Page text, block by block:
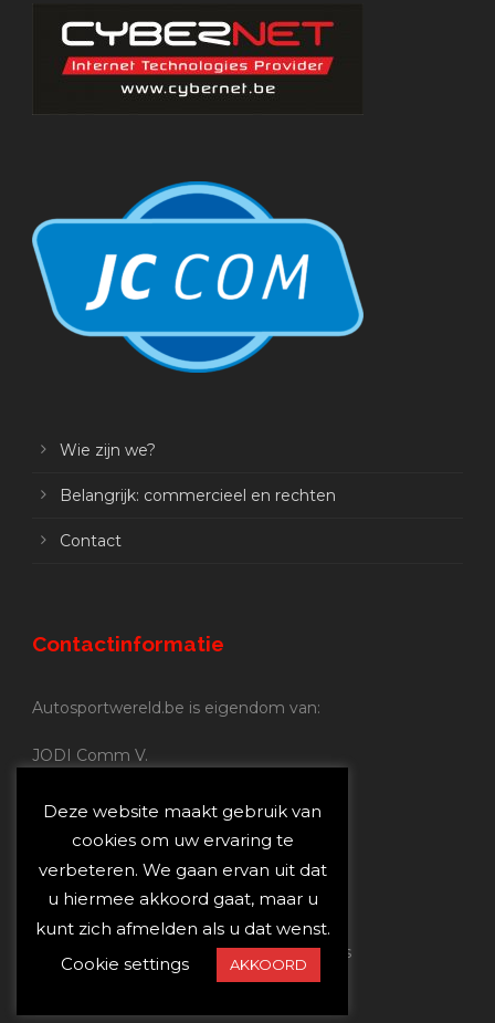
Wie zijn we?
Belangrijk: commercieel en rechten
Contact
Contactinformatie
Autosportwereld.be is eigendom van:
JODI Comm V.
Nijverheidsstraat 70
2160 Wommelgem
Autosportwereld.be:
Redactie:joost@autosportwereld.be
Verantwoordelijke uitgever: Joost Custers
Deze website maakt gebruik van
cookies om uw ervaring te
verbeteren. We gaan ervan uit dat
u hiermee akkoord gaat, maar u
kunt zich afmelden als u dat wenst.
Cookie settings
AKKOORD